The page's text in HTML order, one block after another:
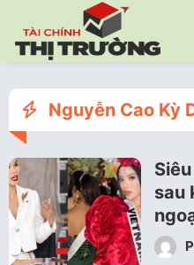
Nguyễn Cao Kỳ
sau